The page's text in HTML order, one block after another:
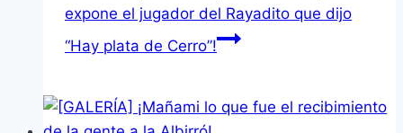
expone el jugador del Rayadito que dijo
“Hay plata de Cerro”!